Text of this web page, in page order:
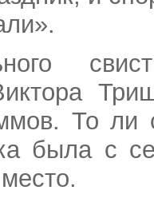
То ли
была с